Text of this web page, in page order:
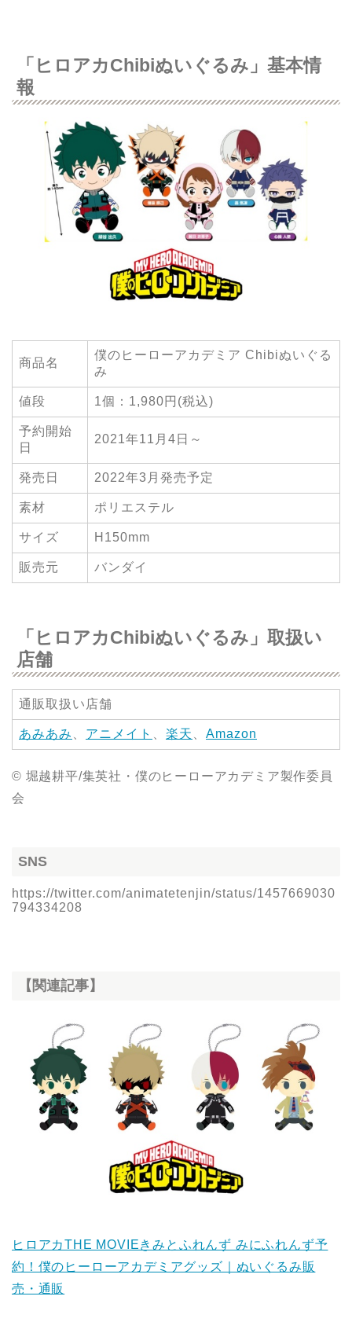
「ヒロアカChibiぬいぐるみ」基本情
報
商品名
僕のヒーローアカデミア Chibiぬいぐる
み
値段 1個：1,980円(税込)
予約開始
日
2021年11月4日～
発売日 2022年3月発売予定
素材 ポリエステル
サイズ H150mm
販売元 バンダイ
「ヒロアカChibiぬいぐるみ」取扱い
店舗
通販取扱い店舗
あみあみ 、 アニメイト 、 楽天 、 Amazon
© 堀越耕平/集英社・僕のヒーローアカデミア製作委員
会
SNS
https://twitter.com/animatetenjin/status/1457669030
794334208
【関連記事】
ヒロアカTHE MOVIEきみとふれんず みにふれんず予
約！僕のヒーローアカデミアグッズ｜ぬいぐるみ販
売・通販